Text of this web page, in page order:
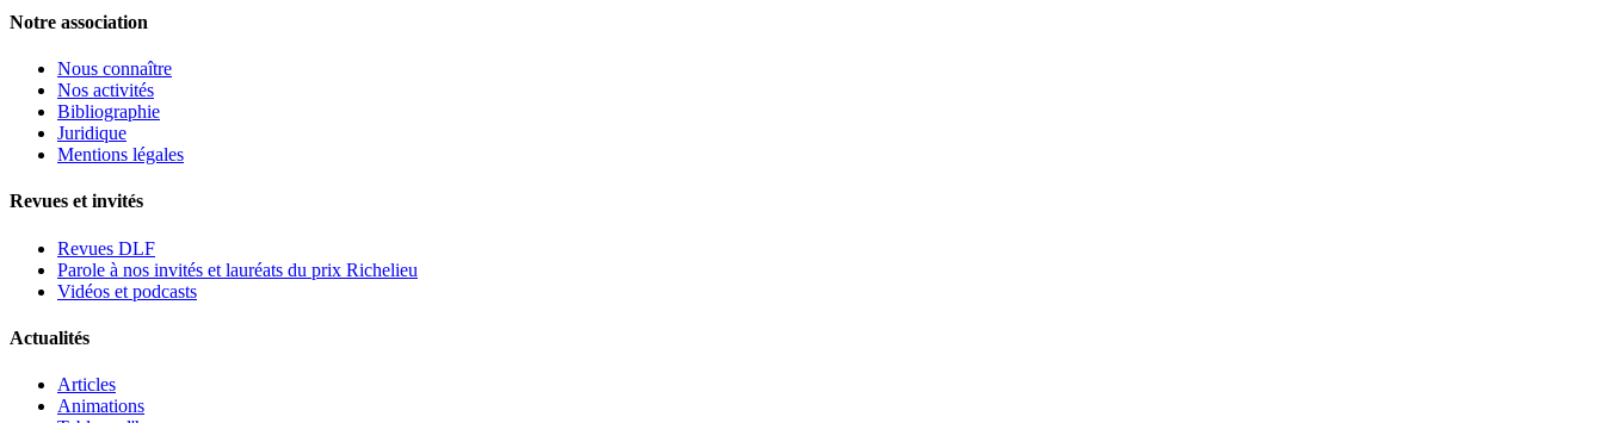
Notre association
Nous connaître
Nos activités
Bibliographie
Juridique
Mentions légales
Revues et invités
Revues DLF
Parole à nos invités et lauréats du prix Richelieu
Vidéos et podcasts
Actualités
Articles
Animations